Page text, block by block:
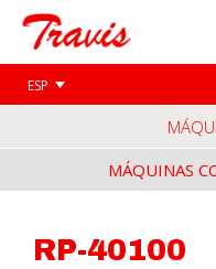
ESP
MÁQUINAS
RP-40100